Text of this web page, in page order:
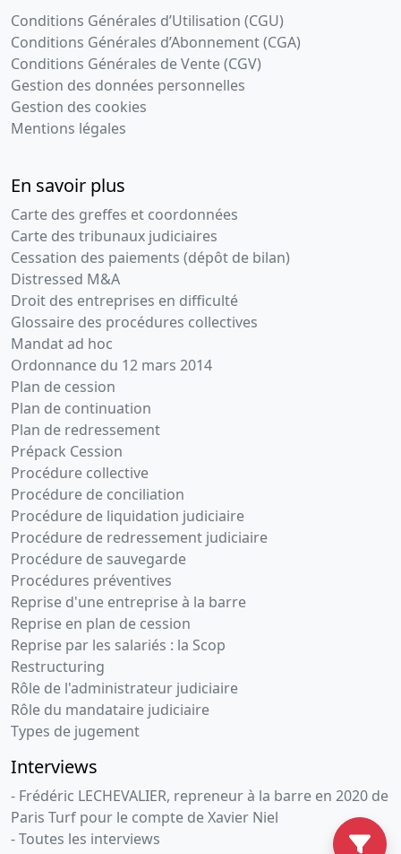
Conditions Générales d’Utilisation (CGU)
Conditions Générales d’Abonnement (CGA)
Conditions Générales de Vente (CGV)
Gestion des données personnelles
Gestion des cookies
Mentions légales
En savoir plus
Carte des greffes et coordonnées
Carte des tribunaux judiciaires
Cessation des paiements (dépôt de bilan)
Distressed M&A
Droit des entreprises en difficulté
Glossaire des procédures collectives
Mandat ad hoc
Ordonnance du 12 mars 2014
Plan de cession
Plan de continuation
Plan de redressement
Prépack Cession
Procédure collective
Procédure de conciliation
Procédure de liquidation judiciaire
Procédure de redressement judiciaire
Procédure de sauvegarde
Procédures préventives
Reprise d'une entreprise à la barre
Reprise en plan de cession
Reprise par les salariés : la Scop
Restructuring
Rôle de l'administrateur judiciaire
Rôle du mandataire judiciaire
Types de jugement
Interviews
- Frédéric LECHEVALIER, repreneur à la barre en 2020 de
Paris Turf pour le compte de Xavier Niel
- Toutes les interviews